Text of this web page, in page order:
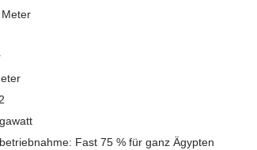
Fast 75 % für ganz Ägypten